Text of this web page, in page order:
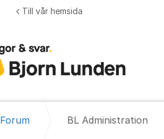
Till vår hemsida
Forum BL Administration